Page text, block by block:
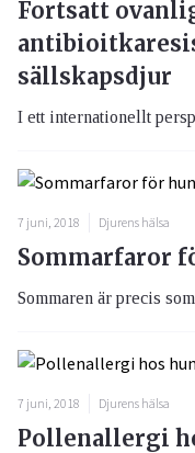
Fortsatt
sällskapsdjur
I ett internationellt
7 juni, 2018 Djurens hälsa
Sommarfaror
Sommaren är precis
7 juni, 2018 Djurens hälsa
Pollenallergi